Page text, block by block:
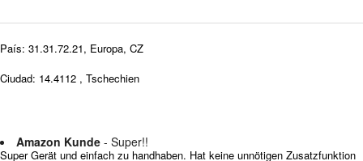
País: 31.31.72.21, Europa, CZ
Ciudad: 14.4112 , Tschechien
Amazon Kunde - Super!!
Super Gerät und einfach zu handhaben. Hat keine unnötigen Zusatzfunktion